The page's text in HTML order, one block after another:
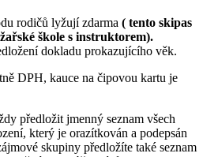
rodičů lyžují zdarma ( tento skipas
škole s instruktorem).
dokladu prokazujícího věk.
DPH, kauce na čipovou kartu je
předložit jmenný seznam všech
který je orazítkován a podepsán
skupiny předložíte také seznam